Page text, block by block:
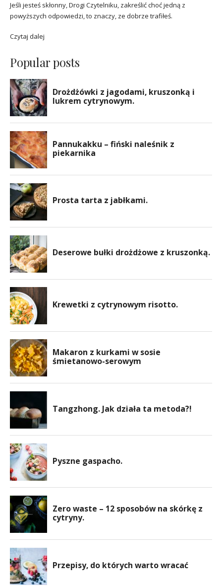
Jeśli jesteś skłonny, Drogi Czytelniku, zakreślić choć jedną z
powyższych odpowiedzi, to znaczy, ze dobrze trafiłeś.
Czytaj dalej
Popular posts